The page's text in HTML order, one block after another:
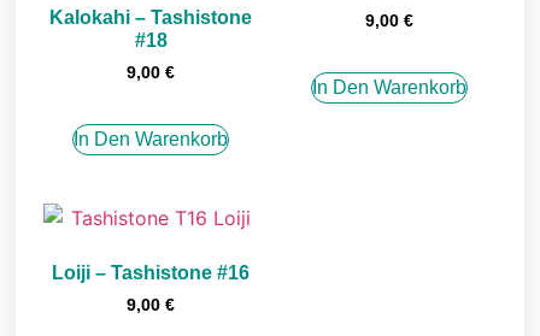
Kalokahi – Tashistone
#18
9,00€
In Den Warenkorb
9,00 €
In Den Warenkorb
Loiji – Tashistone #16
9,00€